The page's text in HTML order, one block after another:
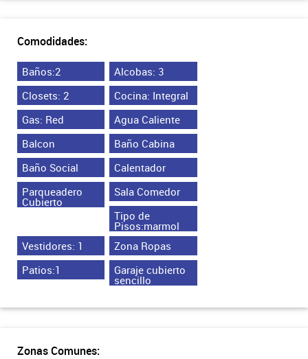
Comodidades:
Baños:2
Alcobas: 3
Closets: 2
Cocina: Integral
Gas: Red
Agua Caliente
Balcon
Baño Cabina
Baño Social
Calentador
Parqueadero
Cubierto
Sala Comedor
Tipo de
Pisos:marmol
Vestidores: 1
Zona Ropas
Patios:1
Garaje cubierto
sencillo
Zonas Comunes: